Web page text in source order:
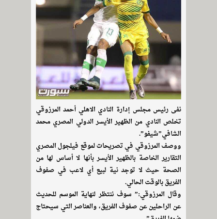
نفى رئيس مجلس إدارة النادي الاهلي أحمد المرزوقي
تخلص النادي من الظهير الأيسر الدولي المصري محمد
الشافي”شيفو”.
ووصف المرزوقي في تصريحات لموقع فيلجول المصري
التقارير الخاصة بالظهير الأيسر بأنها لا أساس لها من
الصحة حيث لا توجد نية لبيع أي لاعب في صفوف
الفريق بالوقت الحالي.
وقال المرزوقي:” سوف ننتظر لنهاية الموسم للحديث
عن الراحلين عن صفوف الفريق، والعناصر التي سيحتاج